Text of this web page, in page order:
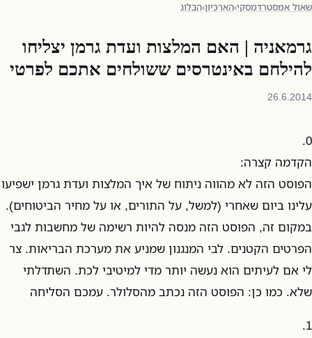
שאול אמסטרדמסקי›הארכיון›הבלוג
גרמאניה | האם המלצות ועדת גרמן יצליחו
להילחם באינטרסים ששולחים אתכם לפרטי
26.6.2014
0.
הקדמה קצרה:
הפוסט הזה לא מהווה ניתוח של איך המלצות ועדת גרמן ישפיעו
עלינו ביום שאחרי (למשל, על התורים, או על מחיר הביטוחים).
במקום זה, הפוסט הזה מנסה להיות רשימה של מחשבות לגבי
הפרטים הקטנים. לבי המנגנון שמניע את מערכת הבריאות. צר
לי אם לעיתים הוא נעשה יותר מדי למיטיבי לכת. השתדלתי
שלא. כמו כן: הפוסט הזה נכתב מהסלולר. עמכם הסליחה
1.